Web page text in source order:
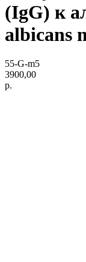
(IgG) к
albicans
55-G-m5
3900,00
р.